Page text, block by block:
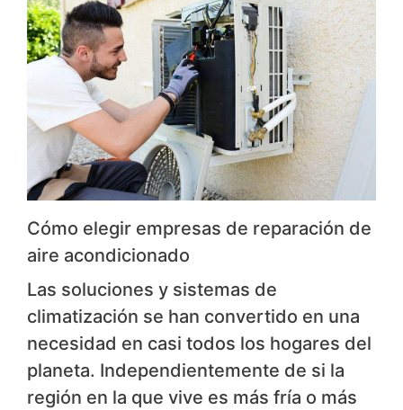
Cómo elegir empresas de reparación de
aire acondicionado
Las soluciones y sistemas de
climatización se han convertido en una
necesidad en casi todos los hogares del
planeta. Independientemente de si la
región en la que vive es más fría o más